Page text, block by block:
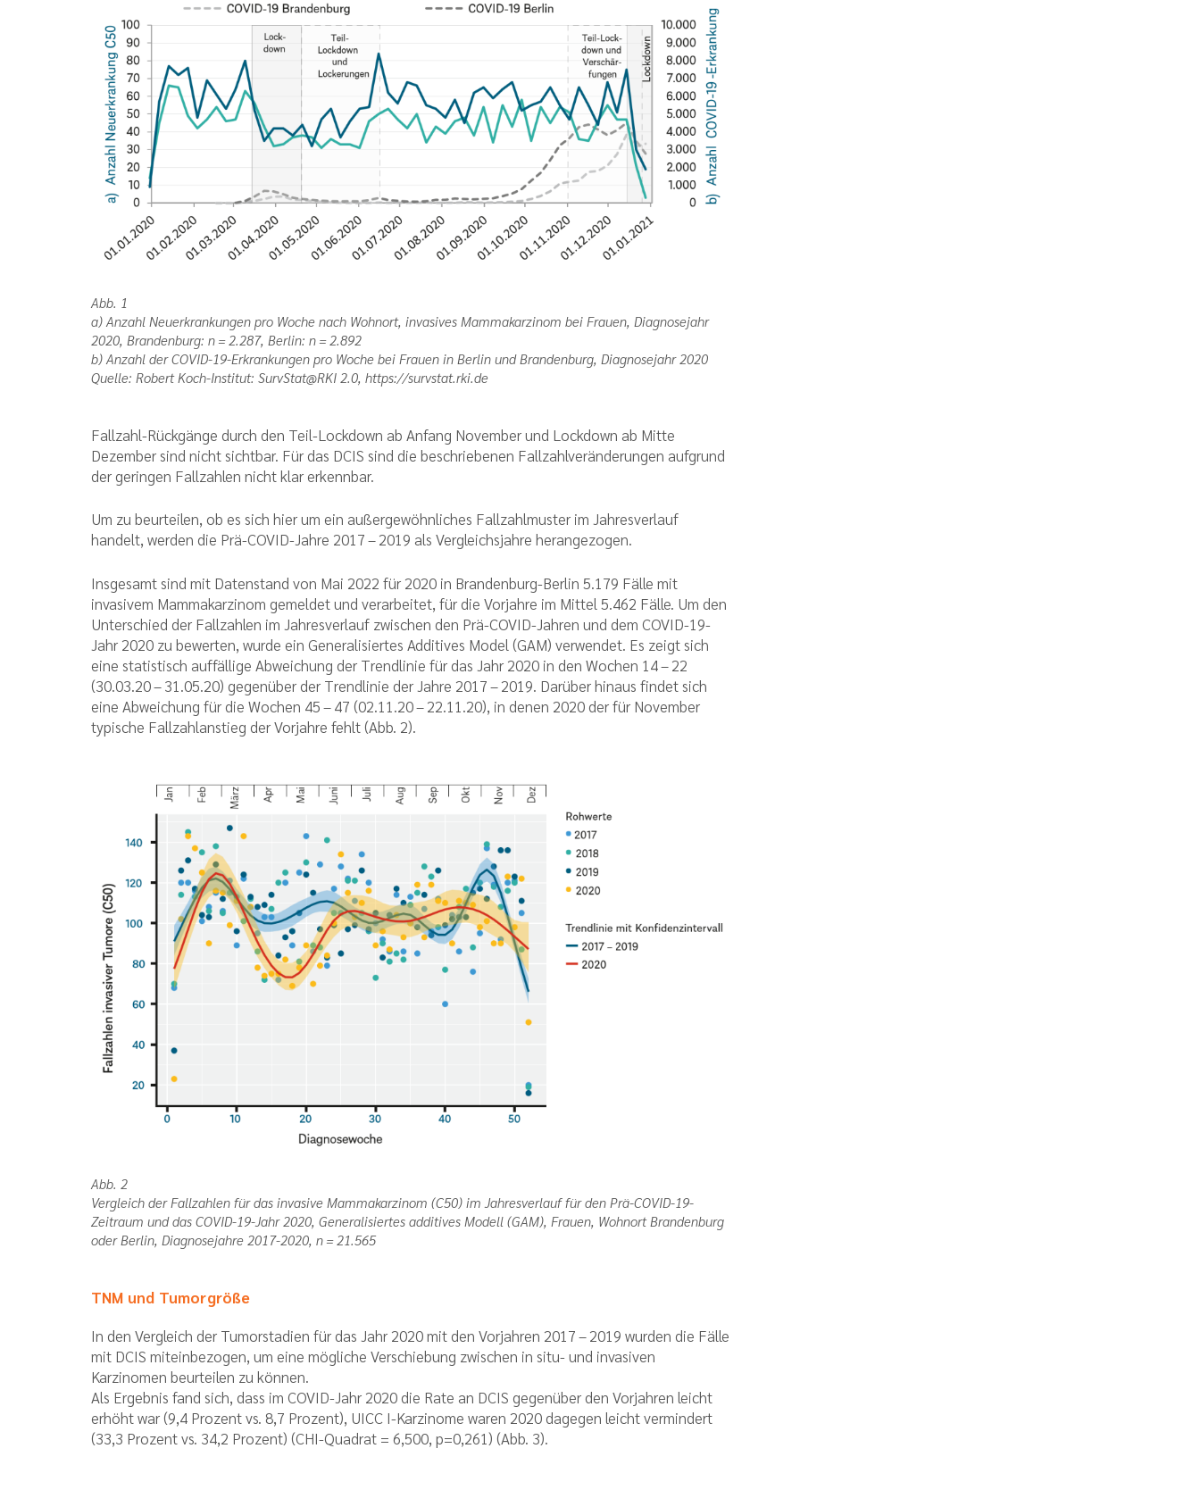
Abb. 1
a) Anzahl Neuerkrankungen pro Woche nach Wohnort, invasives Mammakarzinom bei Frauen, Diagnosejahr
2020, Brandenburg: n = 2.287, Berlin: n = 2.892
b) Anzahl der COVID-19-Erkrankungen pro Woche bei Frauen in Berlin und Brandenburg, Diagnosejahr 2020
Quelle: Robert Koch-Institut: SurvStat@RKI 2.0, https://survstat.rki.de
Fallzahl-Rückgänge durch den Teil-Lockdown ab Anfang November und Lockdown ab Mitte
Dezember sind nicht sichtbar. Für das DCIS sind die beschriebenen Fallzahlveränderungen aufgrund
der geringen Fallzahlen nicht klar erkennbar.
Um zu beurteilen, ob es sich hier um ein außergewöhnliches Fallzahlmuster im Jahresverlauf
handelt, werden die Prä-COVID-Jahre 2017 – 2019 als Vergleichsjahre herangezogen.
Insgesamt sind mit Datenstand von Mai 2022 für 2020 in Brandenburg-Berlin 5.179 Fälle mit
invasivem Mammakarzinom gemeldet und verarbeitet, für die Vorjahre im Mittel 5.462 Fälle. Um den
Unterschied der Fallzahlen im Jahresverlauf zwischen den Prä-COVID-Jahren und dem COVID-19-
Jahr 2020 zu bewerten, wurde ein Generalisiertes Additives Model (GAM) verwendet. Es zeigt sich
eine statistisch auffällige Abweichung der Trendlinie für das Jahr 2020 in den Wochen 14 – 22
(30.03.20 – 31.05.20) gegenüber der Trendlinie der Jahre 2017 – 2019. Darüber hinaus findet sich
eine Abweichung für die Wochen 45 – 47 (02.11.20 – 22.11.20), in denen 2020 der für November
typische Fallzahlanstieg der Vorjahre fehlt (Abb. 2).
Abb. 2
Vergleich der Fallzahlen für das invasive Mammakarzinom (C50) im Jahresverlauf für den Prä-COVID-19-
Zeitraum und das COVID-19-Jahr 2020, Generalisiertes additives Modell (GAM), Frauen, Wohnort Brandenburg
oder Berlin, Diagnosejahre 2017-2020, n = 21.565
TNM und Tumorgröße
In den Vergleich der Tumorstadien für das Jahr 2020 mit den Vorjahren 2017 – 2019 wurden die Fälle
mit DCIS miteinbezogen, um eine mögliche Verschiebung zwischen in situ- und invasiven
Karzinomen beurteilen zu können.
Als Ergebnis fand sich, dass im COVID-Jahr 2020 die Rate an DCIS gegenüber den Vorjahren leicht
erhöht war (9,4 Prozent vs. 8,7 Prozent), UICC I-Karzinome waren 2020 dagegen leicht vermindert
(33,3 Prozent vs. 34,2 Prozent) (CHI-Quadrat = 6,500, p=0,261) (Abb. 3).